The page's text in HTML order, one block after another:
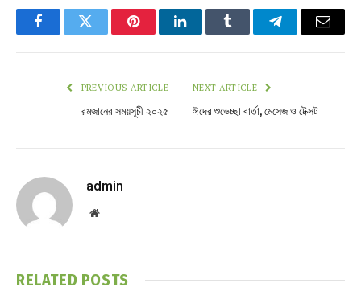
FacebookTwitter PinterestLinkedInTumblr TelegramEmail
PREVIOUS ARTICLE
রমজানের সময়সূচী ২০২৫
NEXT ARTICLE
ঈদের শুভেচ্ছা বার্তা, মেসেজ ও টেক্সট
admin
Website
RELATED POSTS